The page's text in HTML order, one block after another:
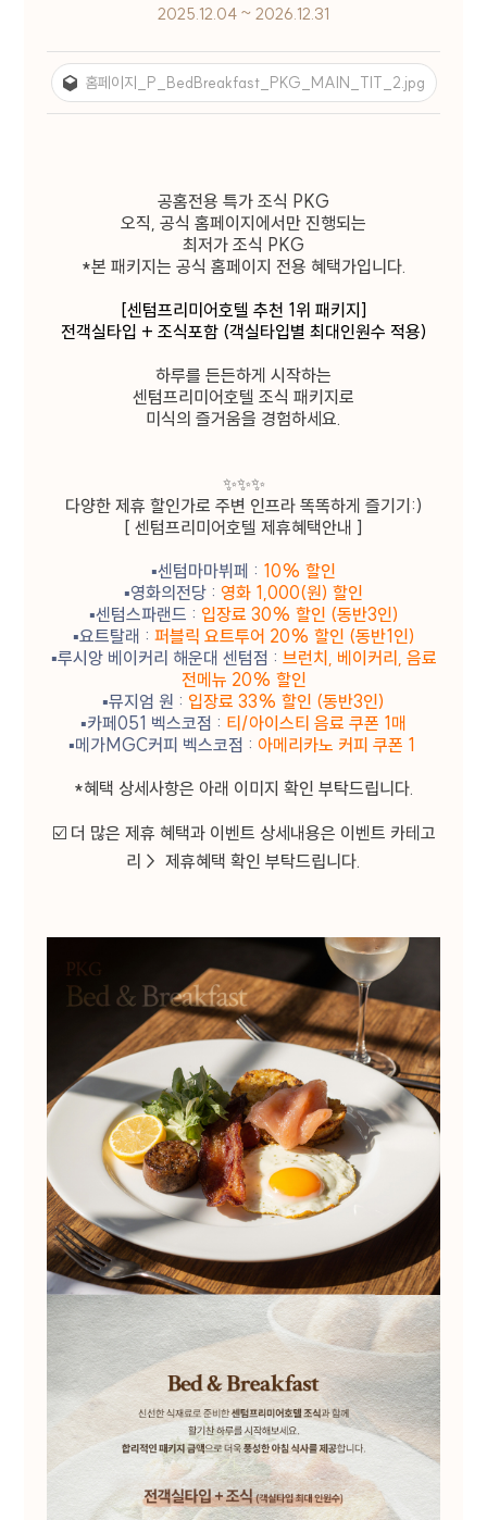
2025.12.04 ~ 2026.12.31
홈페이지_P_BedBreakfast_PKG_MAIN_TIT_2.jpg
공홈전용 특가 조식 PKG
오직, 공식 홈페이지에서만 진행되는
최저가 조식 PKG
*본 패키지는 공식 홈페이지 전용 혜택가입니다.
[센텀프리미어호텔 추천 1위 패키지]
전객실타입 + 조식포함 (객실타입별 최대인원수 적용)
하루를 든든하게 시작하는
센텀프리미어호텔 조식 패키지로
미식의 즐거움을 경험하세요.
✨✨✨
다양한 제휴 할인가로 주변 인프라 똑똑하게 즐기기:)
[ 센텀프리미어호텔 제휴혜택안내 ]
▪️센텀마마뷔페 : 10% 할인
▪️영화의전당 : 영화 1,000(원) 할인
▪️센텀스파랜드 : 입장료 30% 할인 (동반3인)
▪️요트탈래 : 퍼블릭 요트투어 20% 할인 (동반1인)
▪️루시앙 베이커리 해운대 센텀점 : 브런치, 베이커리, 음료
전메뉴 20% 할인
▪️뮤지엄 원 : 입장료 33% 할인 (동반3인)
▪️카페051 벡스코점 : 티/아이스티 음료 쿠폰 1매
▪️메가MGC커피 벡스코점 : 아메리카노 커피 쿠폰 1
*혜택 상세사항은 아래 이미지 확인 부탁드립니다.
☑️ 더 많은 제휴 혜택과 이벤트 상세내용은 이벤트 카테고
리 > 제휴혜택 확인 부탁드립니다.
웹사이트(centumpremier.net) 이용 및 제반
서비스 제공시 개인정보보호법령에 따라 이용자의
개인정보 보호 및 권익을 보호하고 이용자의 고충을
1. 개인정보 수집에 대한 동의
회사는 이용자가 개별 서비스 신청시 개인정보 수집
및 이용에 동의할 수 있는 절차를 마련하고 있습니다.
이용자는 동의를 거부할 수 있으며 동의를 거부하는
경우 해당 서비스 이용이 제한될 수 있습니다.
2. 개인정보 수집 및 이용 목적
회사가 이용자의 개인정보를 수집 및 이용하는
온라인 문의에 따른 의사 확인 및 본인
식별, 서비스 부정이용 방지, 각종
고지 및 안내, 분쟁 조정을 위한 기록
보존
3. 개인정보 수집 항목 및 방법
회사는 기본적인 서비스 제공을 위한 필수 정보만을
수집하고 있으며, 선택 정보의 경우 입력하지
않더라도 서비스 이용이 제한되지 않습니다. 회사는
않습니다.
구분 수집 및 이용 항목
회사는 홈페이지를 통한 이용자의 각 신청서 작성을
통해 개인정보를 수집합니다.
4. 개인정보 보유 및 이용기간
회사는 이용자의 개인정보 수집 및 이용
동의일로부터 1년간 이용자의 개인정보를 처리 및
보유합니다. 단, 관계법령의 규정에 따라 개인정보를
보유하여야 할 필요가 있을 경우 일정기간 보유되며
이때 보유되는 개인정보의 열람 및 이용은 해당
사유로 제한됩니다.
5. 개인정보의 위탁 또는 제3자 제공
회사는 이용자의 개인정보를 타인 또는
타기업이나 기관 등 제3자에게 제공하지
않습니다.
회사는 이용자의 개인정보를 위탁하고 있지
않습니다. 다만 추후 서비스 향상을 위하여
이용자의 개인정보를 위탁하여 처리하게 되는
경우 사전에 이를 고지하고 위탁 계약 등을
통하여 수탁자를 관리하도록 하겠습니다.
6. 개인정보의 파기 절차 및 방법